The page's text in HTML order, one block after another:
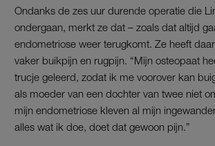
Ondanks de zes uur durende operatie die
ondergaan, merkt ze dat – zoals dat altijd
endometriose weer terugkomt. Ze heeft
vaker buikpijn en rugpijn. “Mijn osteopaat
trucje geleerd, zodat ik me voorover kan
als moeder van een dochter van twee niet
mijn endometriose kleven al mijn
alles wat ik doe, doet dat gewoon pijn.”